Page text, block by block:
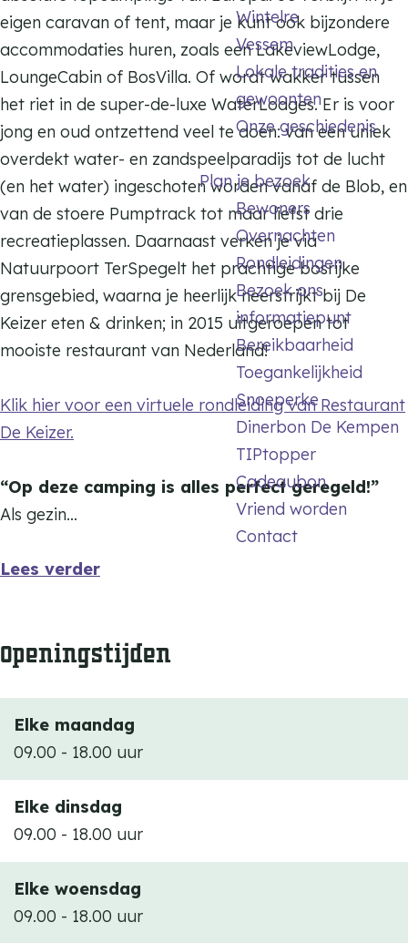
Wintelre
Vessem
Lokale tradities en
gewoonten
Onze geschiedenis
Plan je bezoek
Bewoners
Overnachten
Rondleidingen
Bezoek ons
informatiepunt
Bereikbaarheid
Toegankelijkheid
Snoeperke
Dinerbon De Kempen
TIPtopper
Cadeaubon
Vriend worden
Contact
k
t
i
e
p
a
r
k
T
e
r
S
p
e
g
l
i
e
p
a
r
k
T
e
r
S
p
e
g
l
R
e
c
r
e
a
t
i
e
p
a
r
k
e
r
p
e
e
m
R
e
c
r
e
a
t
i
e
p
a
r
T
S
g
t
eigen caravan of tent, maar je kunt ook bijzondere
accommodaties huren, zoals een LakeviewLodge,
LoungeCabin of BosVilla. Of wordt wakker tussen
het riet in de super-de-luxe WaterLodges. Er is voor
jong en oud ontzettend veel te doen: van een uniek
overdekt water- en zandspeelparadijs tot de lucht
(en het water) ingeschoten worden vanaf de Blob, en
van de stoere Pumptrack tot maar liefst drie
recreatieplassen. Daarnaast verken je via
Natuurpoort TerSpegelt het prachtige bosrijke
grensgebied, waarna je heerlijk neerstrijkt bij De
Keizer eten & drinken; in 2015 uitgeroepen tot
mooiste restaurant van Nederland!
Klik hier voor een virtuele rondleiding van Restaurant
De Keizer.
“Op deze camping is alles perfect geregeld!”
Als gezin…
Lees verder
Openingstijden
Elke maandag
09.00 - 18.00 uur
Elke dinsdag
09.00 - 18.00 uur
Elke woensdag
09.00 - 18.00 uur